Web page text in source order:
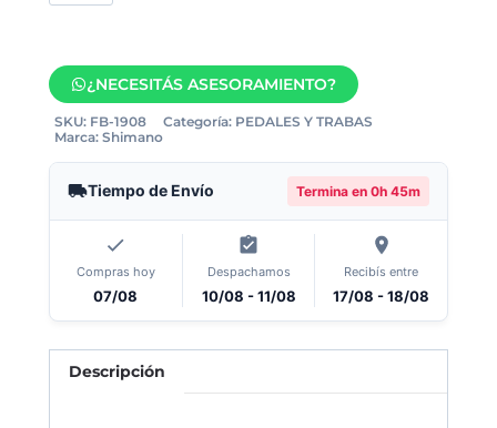
¿NECESITÁS ASESORAMIENTO?
SKU: FB-1908 Categoría: PEDALES Y TRABAS
Marca: Shimano
Tiempo de Envío Termina en 0h 45m
Compras hoy
07/08
Despachamos
10/08 - 11/08
Recibís entre
17/08 - 18/08
Descripción